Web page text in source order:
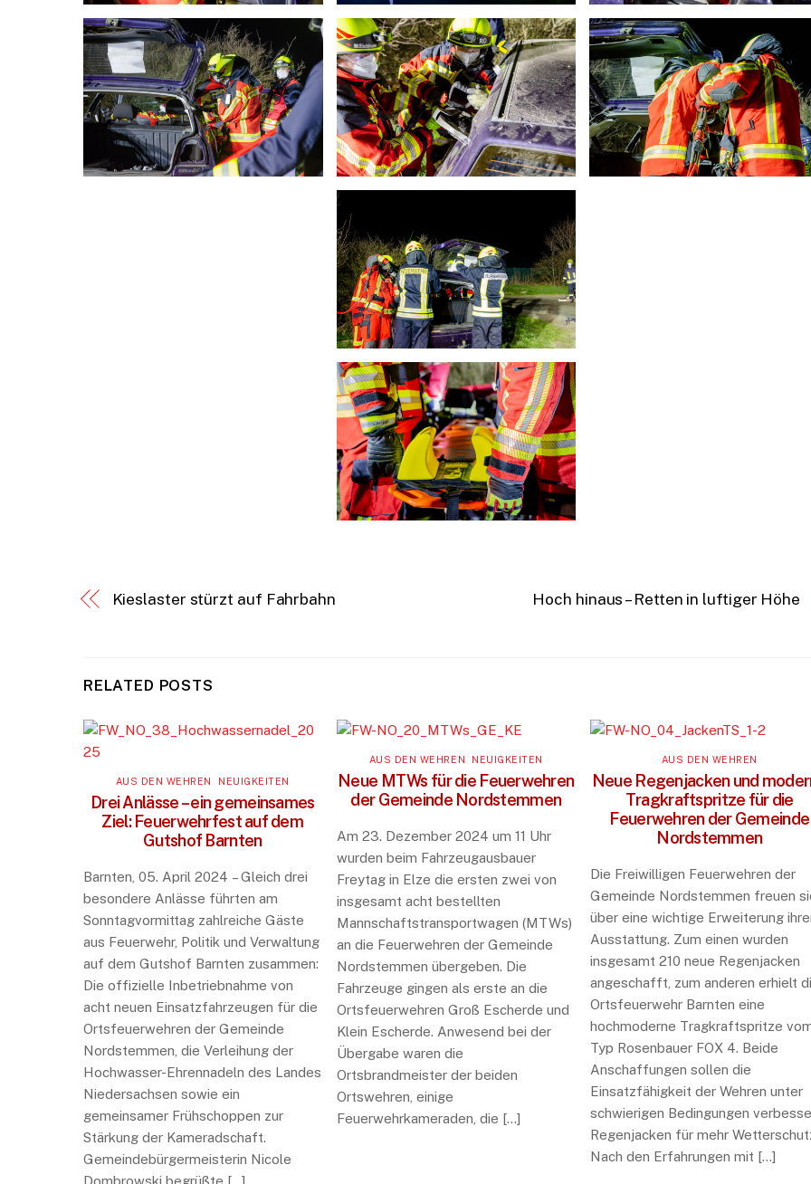
Kieslaster stürzt auf Fahrbahn Hoch hinaus – Retten in luftiger Höhe
RELATED POSTS
AUS DEN WEHREN NEUIGKEITEN
Drei Anlässe – ein gemeinsames
Ziel: Feuerwehrfest auf dem
Gutshof Barnten
Barnten, 05. April 2024 – Gleich drei
besondere Anlässe führten am
Sonntagvormittag zahlreiche Gäste
aus Feuerwehr, Politik und Verwaltung
auf dem Gutshof Barnten zusammen:
Die offizielle Inbetriebnahme von
acht neuen Einsatzfahrzeugen für die
Ortsfeuerwehren der Gemeinde
Nordstemmen, die Verleihung der
Hochwasser-Ehrennadeln des Landes
Niedersachsen sowie ein
gemeinsamer Frühschoppen zur
Stärkung der Kameradschaft.
Gemeindebürgermeisterin Nicole
Dombrowski begrüßte […]
AUS DEN WEHREN NEUIGKEITEN
Neue MTWs für die Feuerwehren
der Gemeinde Nordstemmen
Am 23. Dezember 2024 um 11 Uhr
wurden beim Fahrzeugausbauer
Freytag in Elze die ersten zwei von
insgesamt acht bestellten
Mannschaftstransportwagen (MTWs)
an die Feuerwehren der Gemeinde
Nordstemmen übergeben. Die
Fahrzeuge gingen als erste an die
Ortsfeuerwehren Groß Escherde und
Klein Escherde. Anwesend bei der
Übergabe waren die
Ortsbrandmeister der beiden
Ortswehren, einige
Feuerwehrkameraden, die […]
AUS DEN WEHREN
Neue Regenjacken und
Tragkraftspritze für die
Feuerwehren der Gemeinde
Nordstemmen
Die Freiwilligen Feuerwehren der
Gemeinde Nordstemmen freuen
über eine wichtige Erweiterung
Ausstattung. Zum einen wurden
insgesamt 210 neue Regenjacken
angeschafft, zum anderen erhielt
Ortsfeuerwehr Barnten eine
hochmoderne Tragkraftspritze
Typ Rosenbauer FOX 4. Beide
Anschaffungen sollen die
Einsatzfähigkeit der Wehren unter
schwierigen Bedingungen
Regenjacken für mehr
Nach den Erfahrungen mit […]